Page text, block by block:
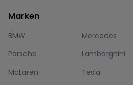
Marken
BMW Mercedes
Porsche
Lamborghini
McLaren
Tesla